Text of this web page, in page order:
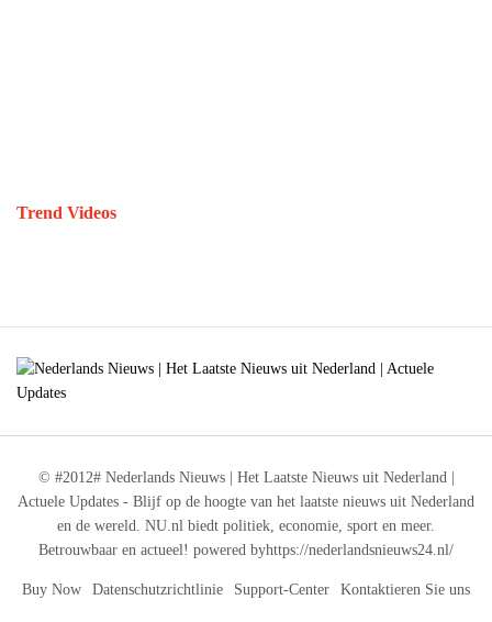
Trend Videos
© #2012# Nederlands Nieuws | Het Laatste Nieuws uit Nederland |
Actuele Updates - Blijf op de hoogte van het laatste nieuws uit Nederland
en de wereld. NU.nl biedt politiek, economie, sport en meer.
Betrouwbaar en actueel! powered byhttps://nederlandsnieuws24.nl/
Buy Now Datenschutzrichtlinie Support-Center Kontaktieren Sie uns